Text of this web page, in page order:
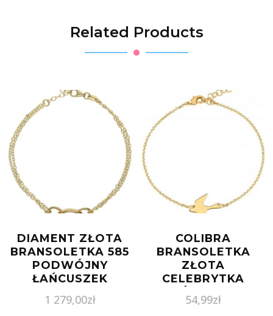
Related Products
DIAMENT ZŁOTA
BRANSOLETKA 585
PODWÓJNY
ŁAŃCUSZEK
1 279,00zł
COLIBRA
BRANSOLETKA
ZŁOTA
CELEBRYTKA
54,99zł